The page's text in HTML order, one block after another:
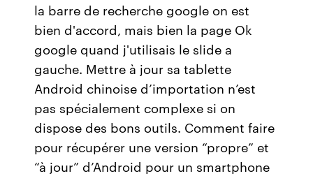
la barre de recherche google on est
bien d'accord, mais bien la page Ok
google quand j'utilisais le slide a
gauche. Mettre à jour sa tablette
Android chinoise d’importation n’est
pas spécialement complexe si on
dispose des bons outils. Comment faire
pour récupérer une version “propre” et
“à jour” d’Android pour un smartphone